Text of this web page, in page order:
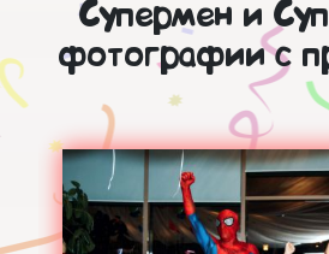
Супермен и
фотографии с